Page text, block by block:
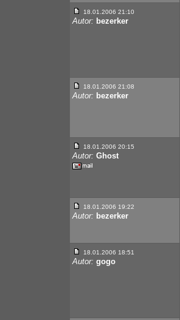
18.01.2006 21:10
Autor: bezerker
18.01.2006 21:08
Autor: bezerker
18.01.2006 20:15
Autor: Ghost
18.01.2006 19:22
Autor: bezerker
18.01.2006 18:51
Autor: gogo